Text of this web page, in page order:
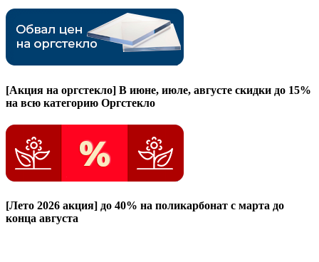
[Акция на оргстекло] В июне, июле, августе скидки до 15%
на всю категорию Оргстекло
[Лето 2026 акция] до 40% на поликарбонат с марта до
конца августа